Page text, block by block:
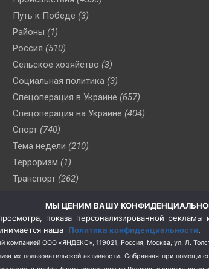
Путь к Победе (3)
Районы (1)
Россия (510)
Сельское хозяйство (3)
Социальная политика (3)
Спецоперация в Украине (657)
Спецоперация на Украине (404)
Спорт (740)
Тема недели (210)
Терроризм (1)
Транспорт (262)
(76)
Цены (2)
Школа и спорт (2)
Экология (8)
МЫ ЦЕНИМ ВАШУ
показа персонализированной
наша Политика конфиденциальности.
компанией ООО «ЯНДЕКС», 119021, Россия, Москва, ул. Л.
их пользовательской активности. Собранная при помощи